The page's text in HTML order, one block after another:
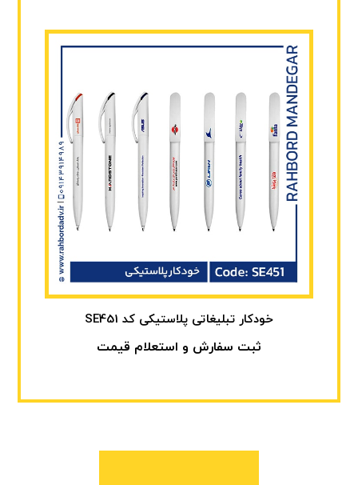
خودکار تبلیغاتی پلاستیکی کد SE451
ثبت سفارش و استعلام قیمت